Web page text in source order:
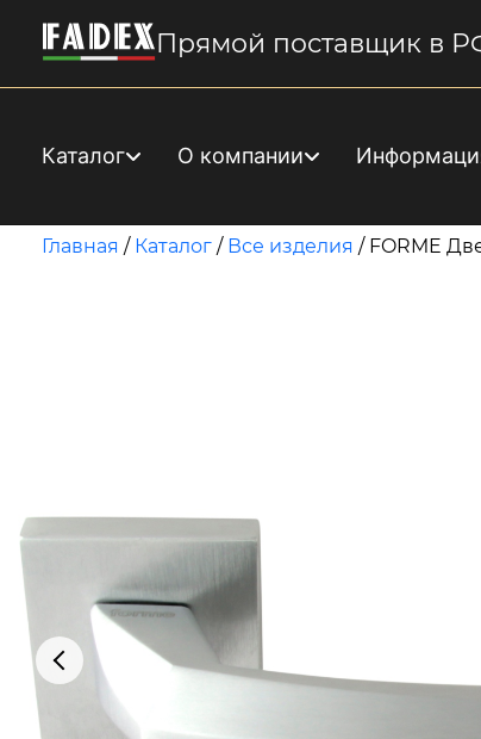
Прямой поставщик в
Каталог О компании
Главная / Каталог / Все изделия / FORME